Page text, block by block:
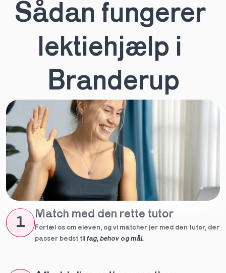
Sådan fungerer
lektiehjælp i
Branderup
1
Match med den rette tutor
Fortæl os om eleven, og vi matcher jer med den tutor, der
passer bedst til fag, behov og mål.